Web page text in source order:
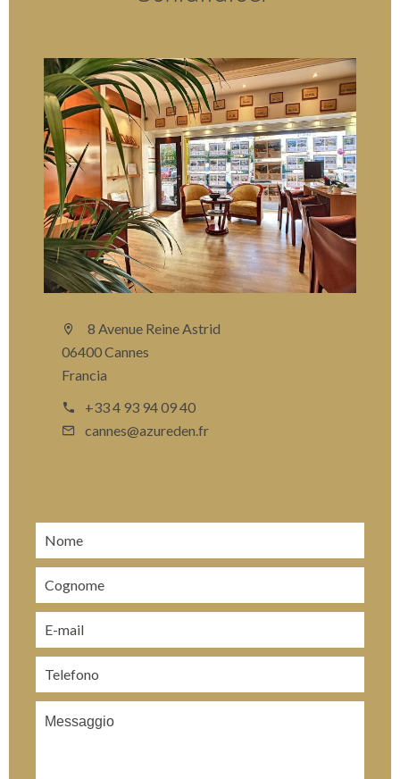
8 Avenue Reine Astrid
06400 Cannes
Francia
+33 4 93 94 09 40
cannes@azureden.fr